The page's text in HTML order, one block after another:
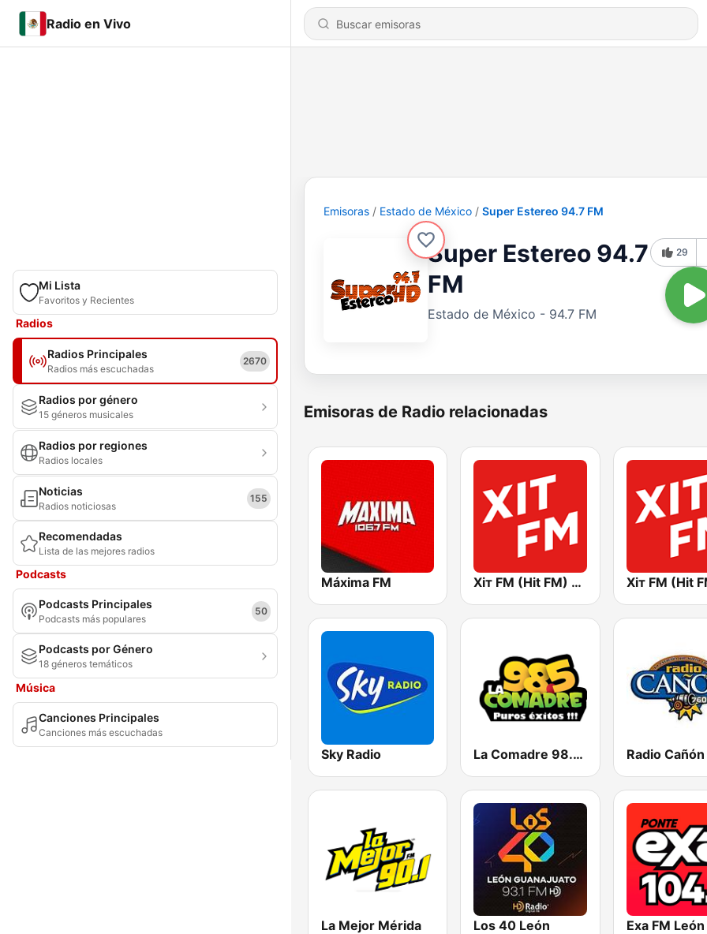
Radio en Vivo
Mi Lista
Favoritos y Recientes
Radios
Radios Principales
Radios más escuchadas
2670
Radios por género
15 géneros musicales
Radios por regiones
Radios locales
Noticias
Radios noticiosas
155
Recomendadas
Lista de las mejores radios
Podcasts
Podcasts Principales
Podcasts más populares
50
Podcasts por Género
18 géneros temáticos
Música
Canciones Principales
Canciones más escuchadas
Emisoras Estado de México Super Estereo 94.7 FM
Super Estereo 94.7
FM
Estado de México - 94.7 FM
29
Emisoras de Radio relacionadas
Máxima FM Хіт FM (Hit FM) - Top Хіт FM (Hit
Sky Radio La Comadre 98.5 FM
La Mejor Mérida Los 40 León Exa FM León